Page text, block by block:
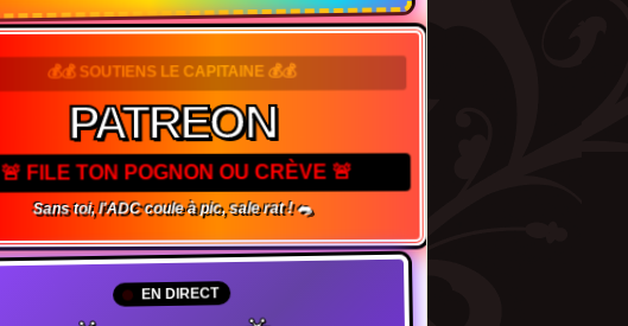
💰💰 SOUTIENS LE CAPITAINE 💰💰
PATREON
🚨 FILE TON POGNON OU CRÈVE 🚨
Sans toi, l'ADC coule à pic, sale rat ! 🐀
EN DIRECT